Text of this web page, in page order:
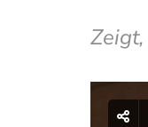
Zeigt,